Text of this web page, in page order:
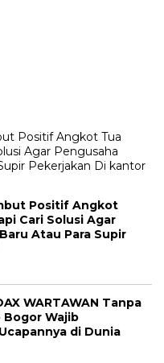
Positif Angkot
Cari Solusi Agar
Atau Para Supir
WARTAWAN Tanpa
Bogor Wajib
di Dunia